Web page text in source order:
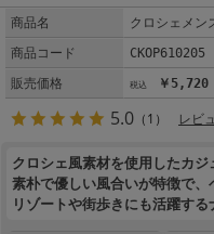
商品名
クロシェメン
商品コード
CKOP610205
販売価格
￥5,720
5.0 （1） レビ
クロシェ風素材を使用したカジ
素朴で優しい風合いが特徴で、
リゾートや街歩きにも活躍する